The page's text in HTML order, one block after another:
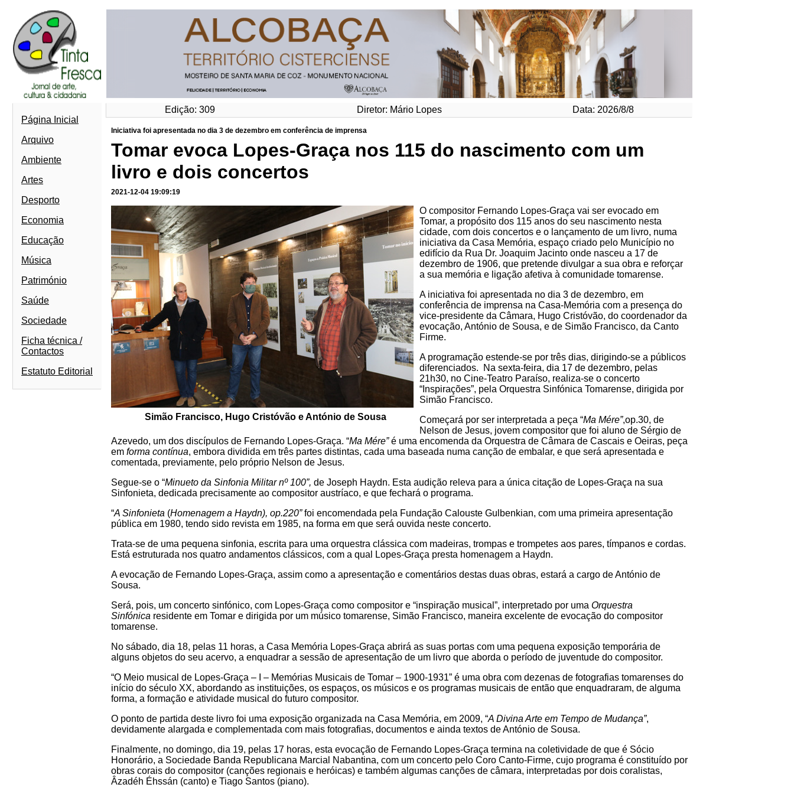
Edição: 309 Diretor: Mário Lopes
Data: 2026/8/8
Página Inicial
Arquivo
Ambiente
Artes
Desporto
Economia
Educação
Música
Património
Saúde
Sociedade
Ficha técnica /
Contactos
Estatuto Editorial
Iniciativa foi apresentada no dia 3 de dezembro em conferência de imprensa
Tomar evoca Lopes-Graça nos 115 do nascimento com um
livro e dois concertos
2021-12-04 19:09:19
Simão Francisco, Hugo Cristóvão e António de Sousa
O compositor Fernando Lopes-Graça vai ser evocado em
Tomar, a propósito dos 115 anos do seu nascimento nesta
cidade, com dois concertos e o lançamento de um livro, numa
iniciativa da Casa Memória, espaço criado pelo Município no
edifício da Rua Dr. Joaquim Jacinto onde nasceu a 17 de
dezembro de 1906, que pretende divulgar a sua obra e reforçar
a sua memória e ligação afetiva à comunidade tomarense.
A iniciativa foi apresentada no dia 3 de dezembro, em
conferência de imprensa na Casa-Memória com a presença do
vice-presidente da Câmara, Hugo Cristóvão, do coordenador da
evocação, António de Sousa, e de Simão Francisco, da Canto
Firme.
A programação estende-se por três dias, dirigindo-se a públicos
diferenciados. Na sexta-feira, dia 17 de dezembro, pelas
21h30, no Cine-Teatro Paraíso, realiza-se o concerto
“Inspirações”, pela Orquestra Sinfónica Tomarense, dirigida por
Simão Francisco.
Começará por ser interpretada a peça “Ma Mére”,op.30, de
Nelson de Jesus, jovem compositor que foi aluno de Sérgio de
Azevedo, um dos discípulos de Fernando Lopes-Graça. “Ma Mére”é uma encomenda da Orquestra de Câmara de Cascais e Oeiras, peça
em forma contínua, embora dividida em três partes distintas, cada uma baseada numa canção de embalar, e que será apresentada e
comentada, previamente, pelo próprio Nelson de Jesus.
Segue-se o “Minueto da Sinfonia Militar nº 100”, de Joseph Haydn. Esta audição releva para a única citação de Lopes-Graça na sua
Sinfonieta, dedicada precisamente ao compositor austríaco, e que fechará o programa.
“A Sinfonieta (Homenagem a Haydn), op.220”foi encomendada pela Fundação Calouste Gulbenkian, com uma primeira apresentação
pública em 1980, tendo sido revista em 1985, na forma em que será ouvida neste concerto.
Trata-se de uma pequena sinfonia, escrita para uma orquestra clássica com madeiras, trompas e trompetes aos pares, tímpanos e cordas.
Está estruturada nos quatro andamentos clássicos, com a qual Lopes-Graça presta homenagem a Haydn.
A evocação de Fernando Lopes-Graça, assim como a apresentação e comentários destas duas obras, estará a cargo de António de
Sousa.
Será, pois, um concerto sinfónico, com Lopes-Graça como compositor e “inspiração musical”, interpretado por uma Orquestra
Sinfónica residente em Tomar e dirigida por um músico tomarense, Simão Francisco, maneira excelente de evocação do compositor
tomarense.
No sábado, dia 18, pelas 11 horas, a Casa Memória Lopes-Graça abrirá as suas portas com uma pequena exposição temporária de
alguns objetos do seu acervo, a enquadrar a sessão de apresentação de um livro que aborda o período de juventude do compositor.
“O Meio musical de Lopes-Graça – I – Memórias Musicais de Tomar – 1900-1931” é uma obra com dezenas de fotografias tomarenses do
início do século XX, abordando as instituições, os espaços, os músicos e os programas musicais de então que enquadraram, de alguma
forma, a formação e atividade musical do futuro compositor.
O ponto de partida deste livro foi uma exposição organizada na Casa Memória, em 2009, “A Divina Arte em Tempo de Mudança”,
devidamente alargada e complementada com mais fotografias, documentos e ainda textos de António de Sousa.
Finalmente, no domingo, dia 19, pelas 17 horas, esta evocação de Fernando Lopes-Graça termina na coletividade de que é Sócio
Honorário, a Sociedade Banda Republicana Marcial Nabantina, com um concerto pelo Coro Canto-Firme, cujo programa é constituído por
obras corais do compositor (canções regionais e heróicas) e também algumas canções de câmara, interpretadas por dois coralistas,
Âzadéh Éhssán (canto) e Tiago Santos (piano).